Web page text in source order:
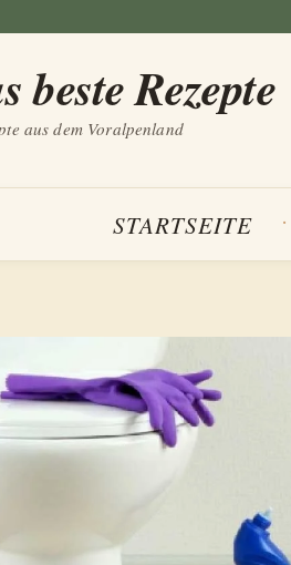
beste Rezepte
aus dem Voralpenland
STARTSEITE